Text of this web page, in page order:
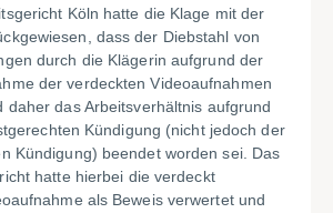
Köln hatte die Klage mit der
dass der Diebstahl von
durch die Klägerin aufgrund der
der verdeckten Videoaufnahmen
daher das Arbeitsverhältnis aufgrund
Kündigung (nicht jedoch der
Kündigung) beendet worden sei. Das
hatte hierbei die verdeckt
als Beweis verwertet und